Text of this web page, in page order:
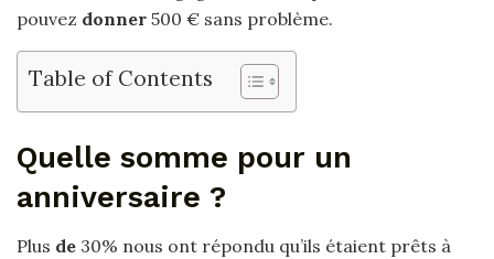
pouvez donner 500 € sans problème.
Table of Contents
Quelle somme pour un
anniversaire ?
Plus de 30% nous ont répondu qu’ils étaient prêts à